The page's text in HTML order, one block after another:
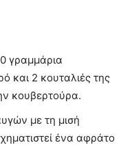
γραμμάρια
και 2 κουταλιές της
κουβερτούρα.
με τη μισή
ένα αφράτο